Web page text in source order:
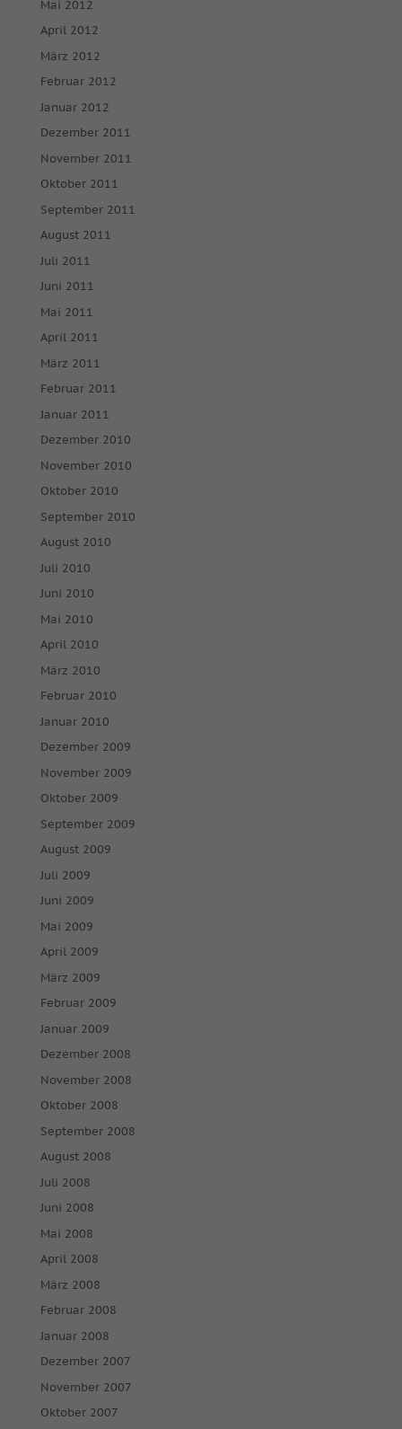
Mai 2012
April 2012
März 2012
Februar 2012
Januar 2012
Dezember 2011
November 2011
Oktober 2011
September 2011
August 2011
Juli 2011
Juni 2011
Mai 2011
April 2011
März 2011
Februar 2011
Januar 2011
Dezember 2010
November 2010
Oktober 2010
September 2010
August 2010
Juli 2010
Juni 2010
Mai 2010
April 2010
März 2010
Februar 2010
Januar 2010
Dezember 2009
November 2009
Oktober 2009
September 2009
August 2009
Juli 2009
Juni 2009
Mai 2009
April 2009
März 2009
Februar 2009
Januar 2009
Dezember 2008
November 2008
Oktober 2008
September 2008
August 2008
Juli 2008
Juni 2008
Mai 2008
April 2008
März 2008
Februar 2008
Januar 2008
Dezember 2007
November 2007
Oktober 2007
keiner manuellen Einwilligung mehr.
powered by Borlabs Cookie